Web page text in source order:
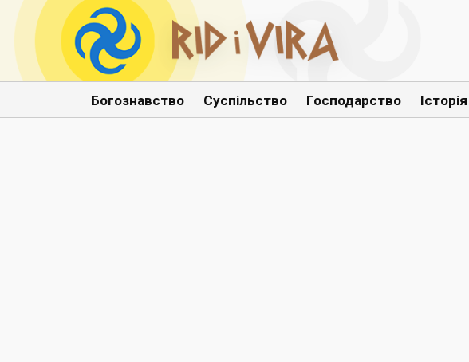
Богознавство Суспільство Господарство Історія